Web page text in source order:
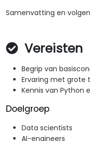
Samenvatting en
Vereisten
Begrip van
Ervaring met grote
Kennis van Python
Doelgroep
Data scientists
AI-engineers